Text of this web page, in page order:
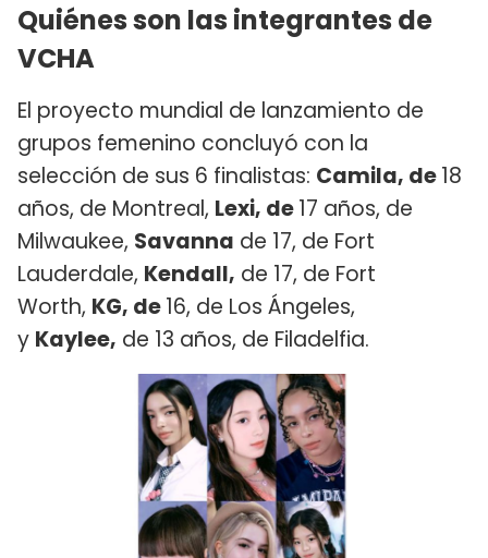
Quiénes son las integrantes de
VCHA
El proyecto mundial de lanzamiento de
grupos femenino concluyó con la
selección de sus 6 finalistas: Camila, de18
años, de Montreal, Lexi, de17 años, de
Milwaukee, Savanna de 17, de Fort
Lauderdale, Kendall, de 17, de Fort
Worth, KG, de16, de Los Ángeles,
y Kaylee, de 13 años, de Filadelfia.